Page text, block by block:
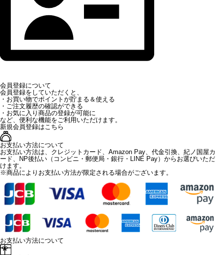
会員登録について
会員登録をしていただくと、
・お買い物でポイントが貯まる＆使える
・ご注文履歴の確認ができる
・お気に入り商品の登録が可能に
など、便利な機能をご利用いただけます。
新規会員登録はこちら
お支払い方法について
お支払い方法は、クレジットカード、Amazon Pay、代金引換、紀ノ国屋カ
ード、NP後払い（コンビニ・郵便局・銀行・LINE Pay）からお選びいただ
けます。
※商品によりお支払い方法が限定される場合がございます。
お支払い方法について